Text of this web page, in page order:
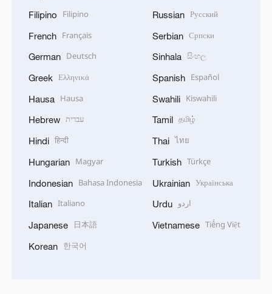
Filipino Filipino
French Français
German Deutsch
Greek Ελληνικά
Hausa Hausa
Hebrew עברית
Hindi हिन्दी
Hungarian Magyar
Indonesian Bahasa Indonesia
Italian Italiano
Japanese 日本語
Korean 한국어
Russian Русский
Serbian Српски
Sinhala සිංහල
Spanish Español
Swahili Kiswahili
Tamil தமிழ்
Thai ไทย
Turkish Türkçe
Ukrainian Українська
Urdu اردو
Vietnamese Tiếng Việt